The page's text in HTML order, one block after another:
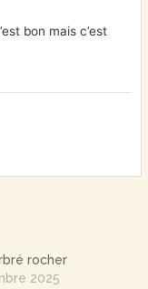
bon mais c’est
rocher
2025